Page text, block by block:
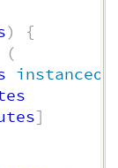
)
{
(
instanceof
]